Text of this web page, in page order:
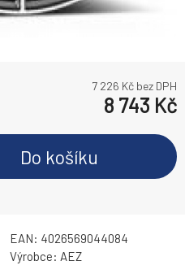
7 226 Kč bez DPH
8 743 Kč
Do košíku
EAN: 4026569044084
Výrobce: AEZ